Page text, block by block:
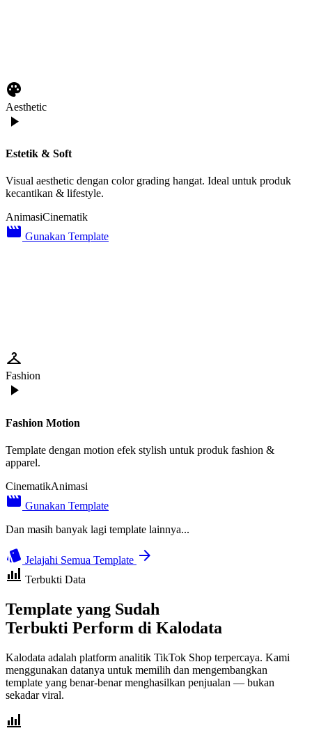
palette
Aesthetic
play_arrow
Estetik & Soft
Visual aesthetic dengan color grading hangat. Ideal untuk produk
kecantikan & lifestyle.
AnimasiCinematik
movie_creation Gunakan Template
checkroom
Fashion
play_arrow
Fashion Motion
Template dengan motion efek stylish untuk produk fashion &
apparel.
CinematikAnimasi
movie_creation Gunakan Template
Dan masih banyak lagi template lainnya...
style Jelajahi Semua Template arrow_forward
bar_chart_4_bars Terbukti Data
Template yang Sudah
Terbukti Perform di Kalodata
Kalodata adalah platform analitik TikTok Shop terpercaya. Kami
menggunakan datanya untuk memilih dan mengembangkan
template yang benar-benar menghasilkan penjualan — bukan
sekadar viral.
bar_chart_4_bars